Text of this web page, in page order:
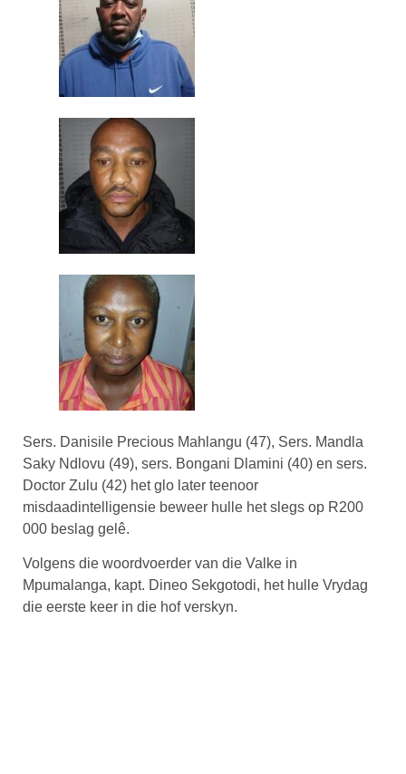
Sers. Danisile Precious Mahlangu (47), Sers. Mandla
Saky Ndlovu (49), sers. Bongani Dlamini (40) en sers.
Doctor Zulu (42) het glo later teenoor
misdaadintelligensie beweer hulle het slegs op R200
000 beslag gelê.
Volgens die woordvoerder van die Valke in
Mpumalanga, kapt. Dineo Sekgotodi, het hulle Vrydag
die eerste keer in die hof verskyn.